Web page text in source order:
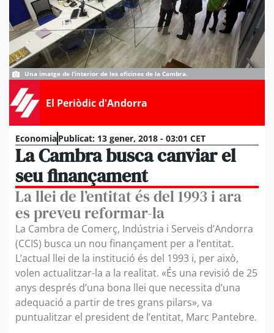
Una imatge de l’interior de les oficines de la Cambra.
El Periòdic d'Andorra
EconomiaPublicat: 13 gener, 2018 - 03:01 CET
La Cambra busca canviar el
seu finançament
La llei de l’entitat és del 1993 i ara
es preveu reformar-la
La Cambra de Comerç, Indústria i Serveis d’Andorra
(CCIS) busca un nou finançament per a l’entitat.
L’actual llei de la institució és del 1993 i, per això,
volen actualitzar-la a la realitat. «És una revisió de 25
anys després d’una bona llei que necessita d’una
adequació a partir de tres grans pilars», va
puntualitzar el president de l’entitat, Marc Pantebre.